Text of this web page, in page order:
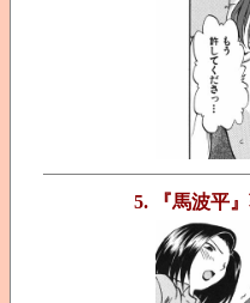
5. 『馬波平